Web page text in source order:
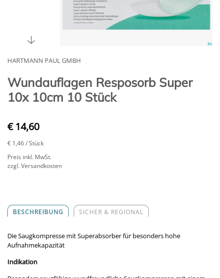
HARTMANN PAUL GMBH
Wundauflagen Resposorb Super
10x 10cm 10 Stück
€ 14,60
€ 1,46/ Stück
Preis inkl. MwSt.
zzgl. Versandkosten
BESCHREIBUNG SICHER & REGIONAL
Die Saugkompresse mit Superabsorber für besonders hohe
Aufnahmekapazität
Indikation